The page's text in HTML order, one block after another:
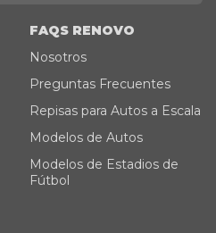
FAQS RENOVO
Nosotros
Preguntas Frecuentes
Repisas para Autos a Escala
Modelos de Autos
Modelos de Estadios de
Fútbol